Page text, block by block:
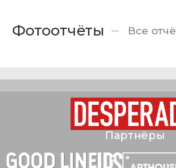
Фотоотчёты Все
Партнёры